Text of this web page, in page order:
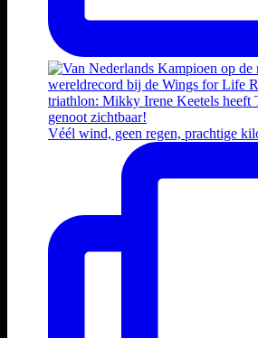
Véél wind, geen regen, prachtige